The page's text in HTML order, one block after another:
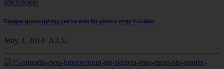
Όραμα ηλικιωμένης για τα όσα θα γίνουν στην Ελλάδα
May 3, 2014 Α.Ι.Σ.